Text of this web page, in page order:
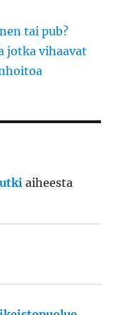
tai pub?
jotka vihaavat
aiheesta